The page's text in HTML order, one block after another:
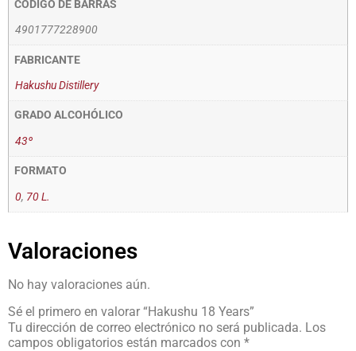
CÓDIGO DE BARRAS
4901777228900
FABRICANTE
Hakushu Distillery
GRADO ALCOHÓLICO
43º
FORMATO
0, 70 L.
Valoraciones
No hay valoraciones aún.
Sé el primero en valorar “Hakushu 18 Years”
Tu dirección de correo electrónico no será publicada. Los
campos obligatorios están marcados con *